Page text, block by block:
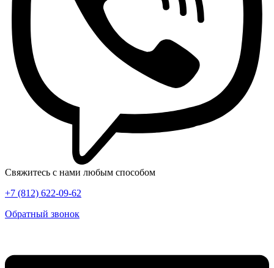
Свяжитесь с нами любым способом
+7 (812) 622-09-62
Обратный звонок